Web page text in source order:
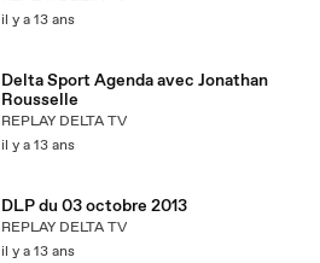
il y a 13 ans
Delta Sport Agenda avec Jonathan
Rousselle
REPLAY DELTA TV
il y a 13 ans
DLP du 03 octobre 2013
REPLAY DELTA TV
il y a 13 ans